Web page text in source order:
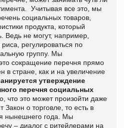
Учитывая все это, мы
социальных товаров,
продукта, который
Ведь не могут, например,
регулироваться по
группу. Мы
сокращение перечня прямо
в стране, как и на увеличение
утверждение
перечня социальных
что это может произойти даже
о торговле, то есть в
нынешнего года. Мы
– диалог с ритейлерами на